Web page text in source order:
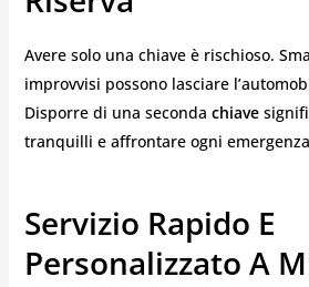
Avere solo una chiave è rischioso.
improvvisi possono lasciare
Disporre di una seconda chiave
tranquilli e affrontare ogni
Servizio Rapido E
Personalizzato A